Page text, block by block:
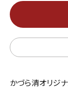
かづら清オリジ